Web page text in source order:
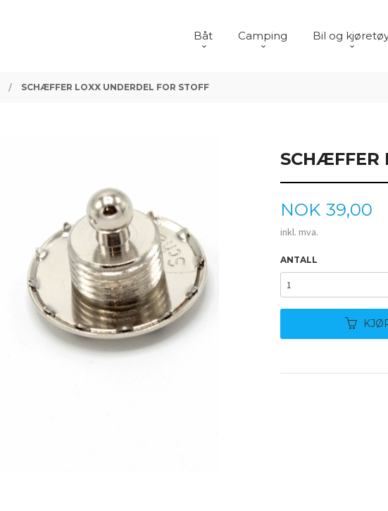
Båt Camping Bil og
SCHÆFFER LOXX UNDERDEL FOR STOFF
SCHÆFFER
Pris
NOK 39,00
inkl. mva.
ANTALL